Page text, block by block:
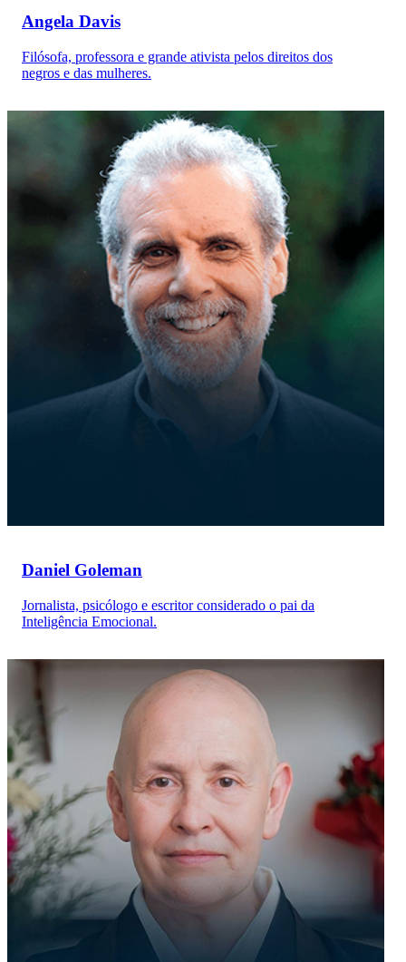
Angela Davis
Filósofa, professora e grande ativista pelos direitos dos
negros e das mulheres.
Daniel Goleman
Jornalista, psicólogo e escritor considerado o pai da
Inteligência Emocional.